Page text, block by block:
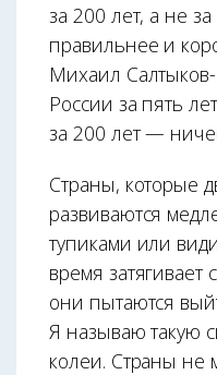
за 200 лет, а не
правильнее и
Михаил
России за пять
за 200 лет —
Страны, которые
развиваются
тупиками или
время затягивает
они пытаются
Я называю такую
колеи. Страны не